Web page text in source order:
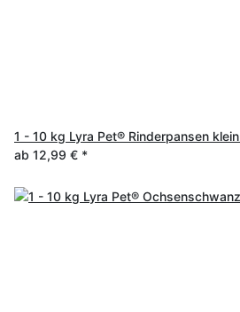
1 - 10 kg Lyra Pet® Rinderpansen klein
ab 12,99 € *